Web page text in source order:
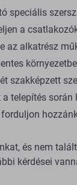
speciális
a
az alkatrész
szakképzett
telepítés során
forduljon
és nem
kérdései